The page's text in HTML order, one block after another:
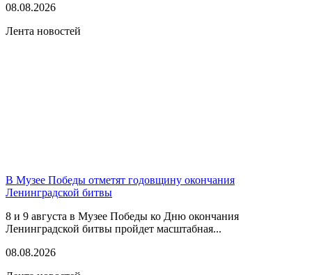
08.08.2026
Лента новостей
В Музее Победы отметят годовщину окончания
Ленинградской битвы
8 и 9 августа в Музее Победы ко Дню окончания
Ленинградской битвы пройдет масштабная...
08.08.2026